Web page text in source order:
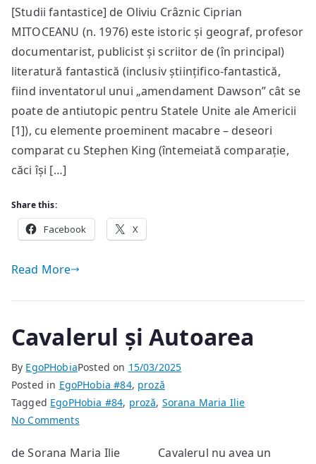
se
poate
găsi
în
Lăcașul
[I]
[Studii fantastice] de Oliviu Crâznic Ciprian
MITOCEANU (n. 1976) este istoric și geograf, profesor
documentarist, publicist și scriitor de (în principal)
literatură fantastică (inclusiv științifico-fantastică,
fiind inventatorul unui „amendament Dawson” cât se
poate de antiutopic pentru Statele Unite ale Americii
[1]), cu elemente proeminent macabre – deseori
comparat cu Stephen King (întemeiată comparație,
căci își […]
Share this:
Facebook X
Read More
Cavalerul și Autoarea
By EgoPHobiaPosted on 15/03/2025
Posted in EgoPHobia #84, proză
Tagged EgoPHobia #84, proză, Sorana Maria Ilie
No Commentson
și
de Sorana Maria Ilie Cavalerul nu avea un